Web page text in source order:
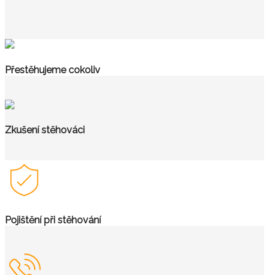
Přestěhujeme cokoliv
Zkušení stěhováci
Pojištění při stěhování